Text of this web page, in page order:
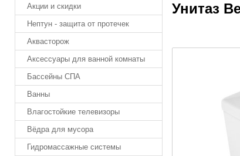
Акции и скидки
Нептун - защита от протечек
Аквасторож
Аксессуары для ванной комнаты
Бассейны СПА
Ванны
Влагостойкие телевизоры
Вёдра для мусора
Гидромассажные системы
Унитаз